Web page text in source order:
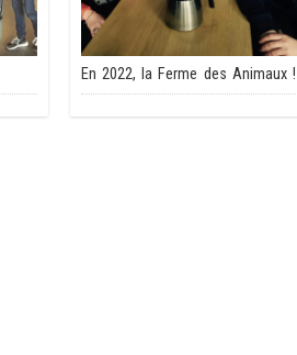
En 2022, la Ferme des Animaux !